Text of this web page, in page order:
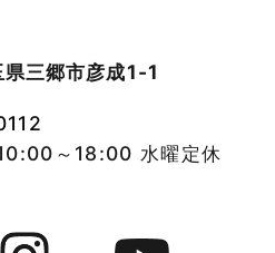
三郷市彦成1-1
～18:00 水曜定休